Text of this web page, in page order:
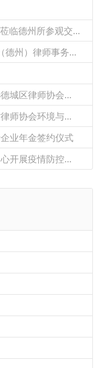
同频共振 携手远行--东营所合伙人团队莅临德州所参观交流
迈步新征程 建功新时代 ——众成清泰（德州）律师事务所隆重召开2021年度总结暨表彰大会
众成清泰德州所党支部书记魏金辉当选德城区律师协会第二届理事会会长
众成清泰德州所主任艾宪松参加山东省律师协会环境与资源保护法专业委员会2021年度会议暨双碳法律服务研讨会
业年金签约仪式
德州所高宗丽律师应邀为德州市特教中心开展疫情防控知识讲座